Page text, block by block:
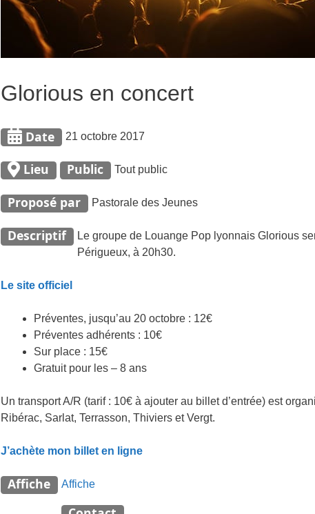
Glorious en concert
Date 21 octobre 2017
Lieu Public Tout public
Proposé par Pastorale des Jeunes
Descriptif
Le groupe de Louange Pop lyonnais Glorious
Périgueux, à 20h30.
Le site officiel
Préventes, jusqu’au 20 octobre : 12€
Préventes adhérents : 10€
Sur place : 15€
Gratuit pour les – 8 ans
Un transport A/R (tarif : 10€ à ajouter au billet d’entrée) est
Ribérac, Sarlat, Terrasson, Thiviers et Vergt.
J’achète mon billet en ligne
Affiche Affiche